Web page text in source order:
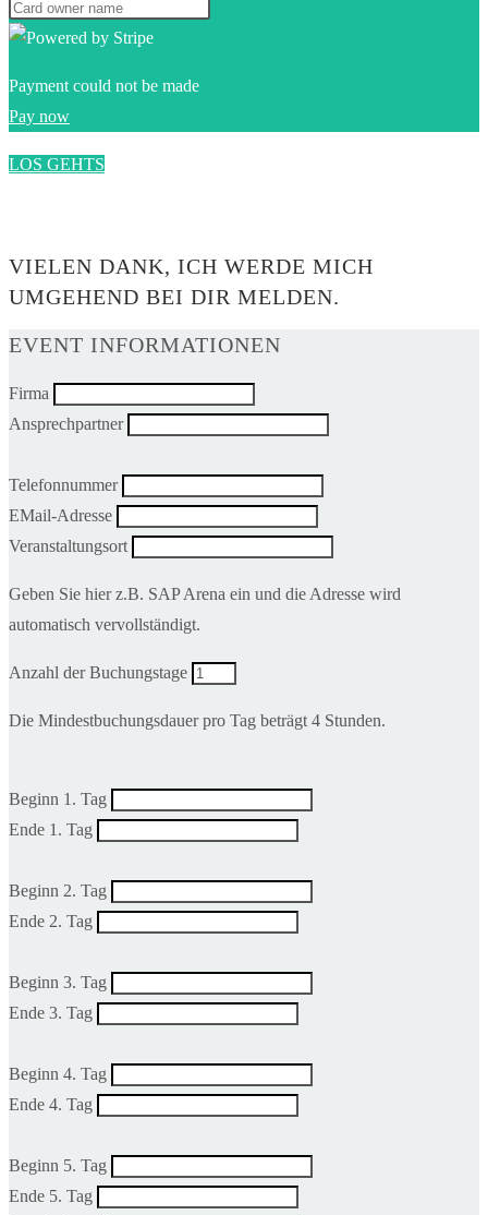
Payment could not be made
Pay now
LOS GEHTS
VIELEN DANK, ICH WERDE MICH
UMGEHEND BEI DIR MELDEN.
EVENT INFORMATIONEN
Firma
Ansprechpartner
Telefonnummer
EMail-Adresse
Veranstaltungsort
Geben Sie hier z.B. SAP Arena ein und die Adresse wird
automatisch vervollständigt.
Anzahl der Buchungstage
Die Mindestbuchungsdauer pro Tag beträgt 4 Stunden.
Beginn 1. Tag
Ende 1. Tag
Beginn 2. Tag
Ende 2. Tag
Beginn 3. Tag
Ende 3. Tag
Beginn 4. Tag
Ende 4. Tag
Beginn 5. Tag
Ende 5. Tag